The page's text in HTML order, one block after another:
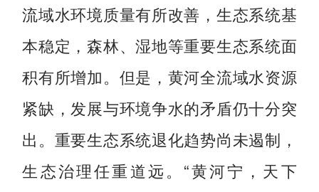
流域水环境质量有所改善，生态系统基
本稳定，森林、湿地等重要生态系统面
积有所增加。但是，黄河全流域水资源
紧缺，发展与环境争水的矛盾仍十分突
出。重要生态系统退化趋势尚未遏制，
生态治理任重道远。“黄河宁，天下